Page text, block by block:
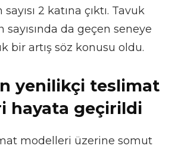
2 katına çıktı. Tavuk
sayısında da geçen seneye
bir artış söz konusu oldu.
yenilikçi teslimat
hayata geçirildi
modelleri üzerine somut